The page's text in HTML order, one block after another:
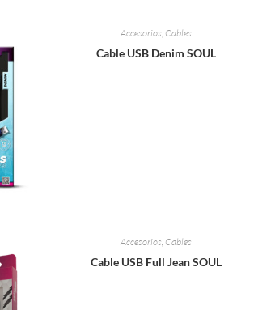
Accesorios Cables
Cable USB Denim SOUL
Accesorios Cables
Cable USB Full Jean SOUL